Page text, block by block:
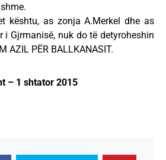
kështu, as zonja A.Merkel dhe as
i Gjrmanisë, nuk do të detyroheshin
AZIL PËR BALLKANASIT.
– 1 shtator 2015